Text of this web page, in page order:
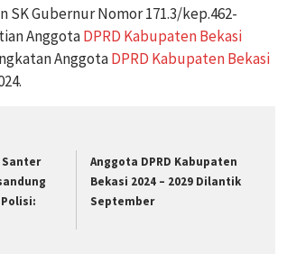
SK Gubernur Nomor 171.3/kep.462-
AnggotaDPRD Kabupaten Bekasi
AnggotaDPRD Kabupaten Bekasi
Santer
Anggota DPRD Kabupaten
Bekasi 2024 – 2029 Dilantik
September